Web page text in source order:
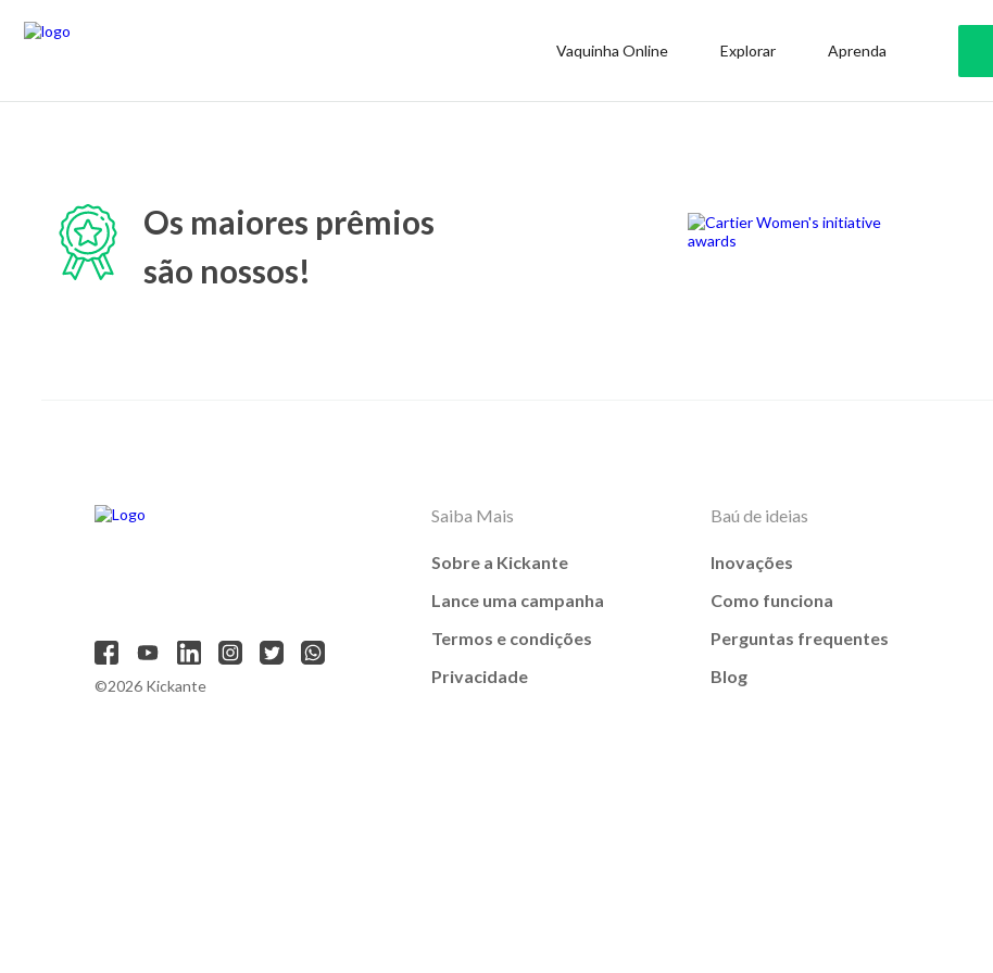
Vaquinha Online Explorar Aprenda
Os maiores prêmios
são nossos!
©2026 Kickante
Saiba Mais
Sobre a Kickante
Lance uma campanha
Termos e condições
Privacidade
Baú de ideias
Inovações
Como funciona
Perguntas frequentes
Blog